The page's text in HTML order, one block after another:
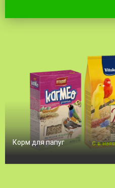
Корм для папуг Є в